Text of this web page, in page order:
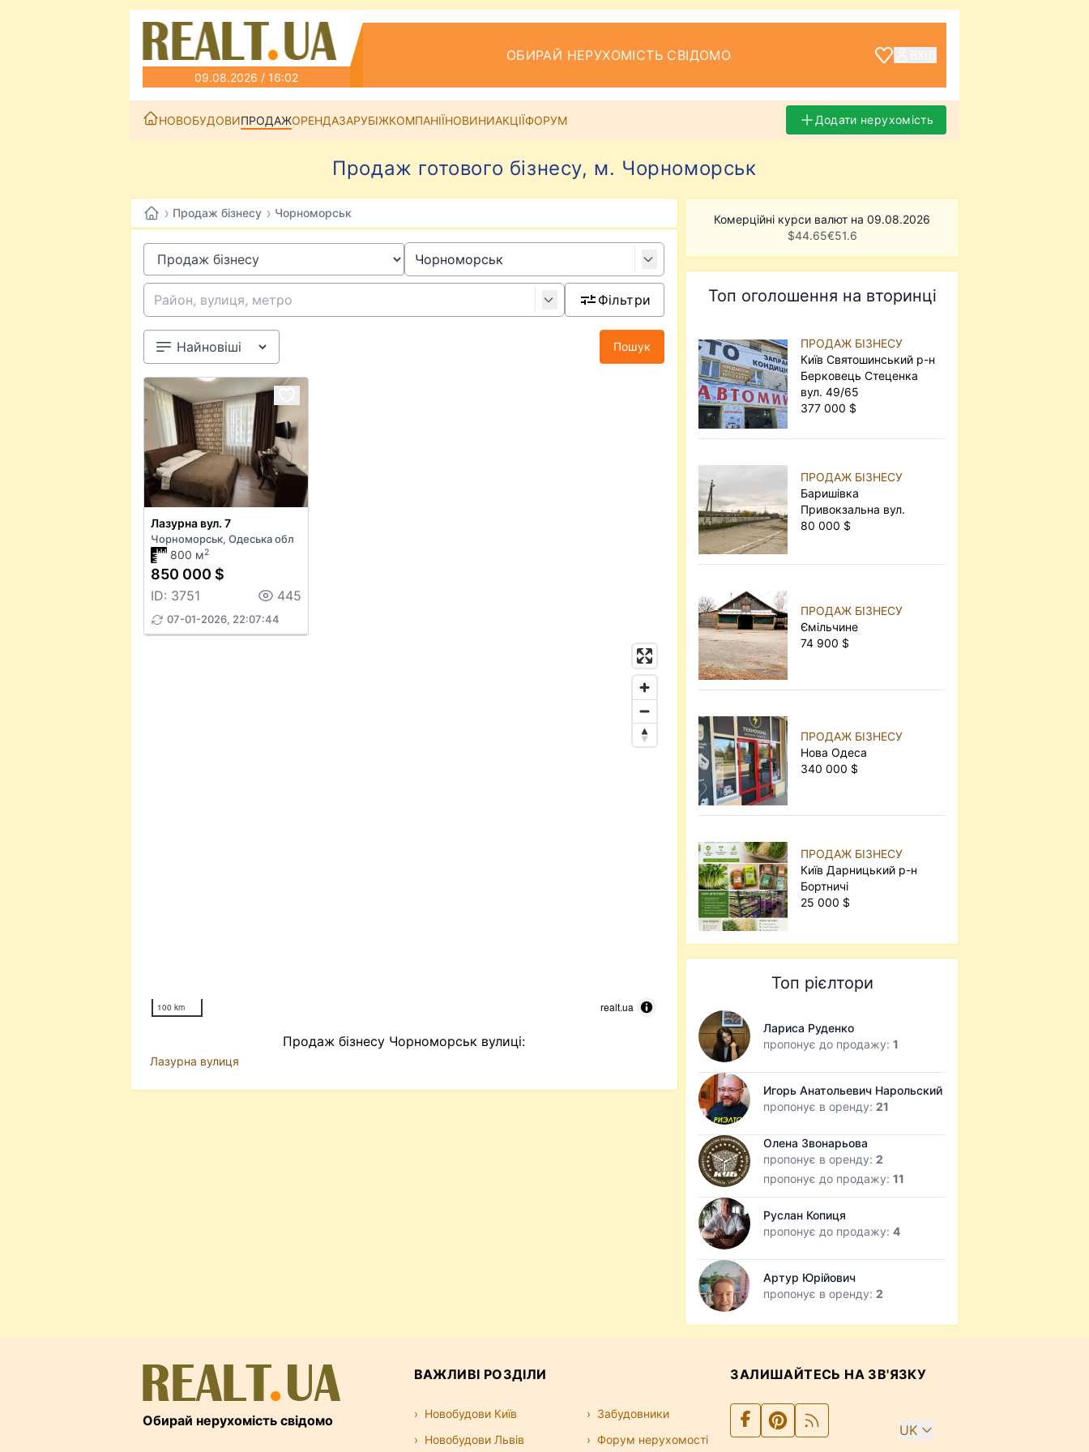
09.08.2026 / 16:02
ОБИРАЙ НЕРУХОМІСТЬ СВІДОМО
НОВОБУДОВИПРОДАЖОРЕНДАЗАРУБІЖКОМПАНІЇНОВИНИАКЦІЇФОРУМ Додати нерухомість
Продаж готового бізнесу, м. Чорноморськ
› Продаж бізнесу › Чорноморськ
Фільтри
Пошук
Лазурна вул. 7
Чорноморськ, Одеська обл
800 м2
850 000 $
ID: 3751 445
07-01-2026, 22:07:44
100 km realt.ua
Продаж бізнесу Чорноморськ вулиці:
Лазурна вулиця
Комерційні курси валют на 09.08.2026
$44.65€51.6
Топ оголошення на вторинці
ПРОДАЖ БІЗНЕСУ
Київ Святошинський р-н
Берковець Стеценка
вул. 49/65
377 000 $
ПРОДАЖ БІЗНЕСУ
Баришівка
Привокзальна вул.
80 000 $
ПРОДАЖ БІЗНЕСУ
Ємільчине
74 900 $
ПРОДАЖ БІЗНЕСУ
Нова Одеса
340 000 $
ПРОДАЖ БІЗНЕСУ
Київ Дарницький р-н
Бортничі
25 000 $
Топ рієлтори
Лариса Руденко
пропонує до продажу:1
Игорь Анатольевич Нарольский
пропонує в оренду:21
Олена Звонарьова
пропонує в оренду:2
пропонує до продажу:11
Руслан Копиця
пропонує до продажу:4
Артур Юрійович
пропонує в оренду:2
Обирай нерухомість свідомо
ВАЖЛИВІ РОЗДІЛИ
Новобудови Київ
Новобудови Львів
Забудовники
Форум нерухомості
ЗАЛИШАЙТЕСЬ НА ЗВ'ЯЗКУ
UK